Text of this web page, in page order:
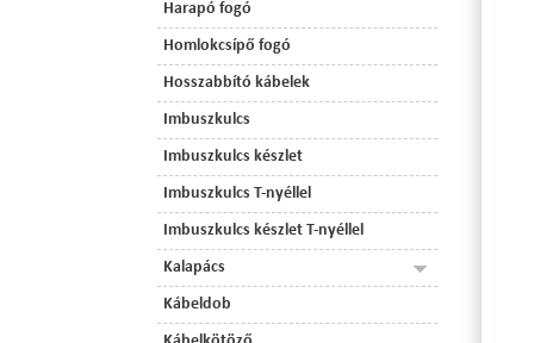
Harapó fogó
Homlokcsípő fogó
Hosszabbító kábelek
Imbuszkulcs
Imbuszkulcs készlet
Imbuszkulcs T-nyéllel
Imbuszkulcs készlet T-nyéllel
Kalapács
Kábeldob